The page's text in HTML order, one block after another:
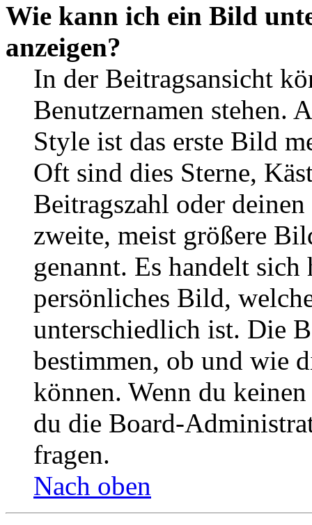
Wie kann ich ein Bild
anzeigen?
In der Beitragsansicht
Benutzernamen stehen.
Style ist das erste Bild
Oft sind dies Sterne,
Beitragszahl oder
zweite, meist größere
genannt. Es handelt
persönliches Bild,
unterschiedlich ist. Die
bestimmen, ob und wie
können. Wenn du
du die Board-
fragen.
Nach oben